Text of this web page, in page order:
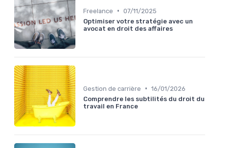
Freelance • 07/11/2025
Optimiser votre stratégie avec un
avocat en droit des affaires
Gestion de carrière • 16/01/2026
Comprendre les subtilités du droit du
travail en France